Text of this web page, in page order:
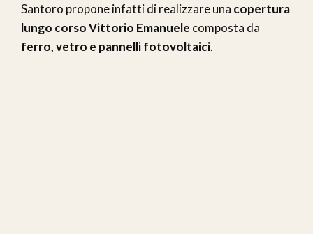
Santoro propone infatti di realizzare una copertura
lungo corso Vittorio Emanuele composta da
ferro, vetro e pannelli fotovoltaici.